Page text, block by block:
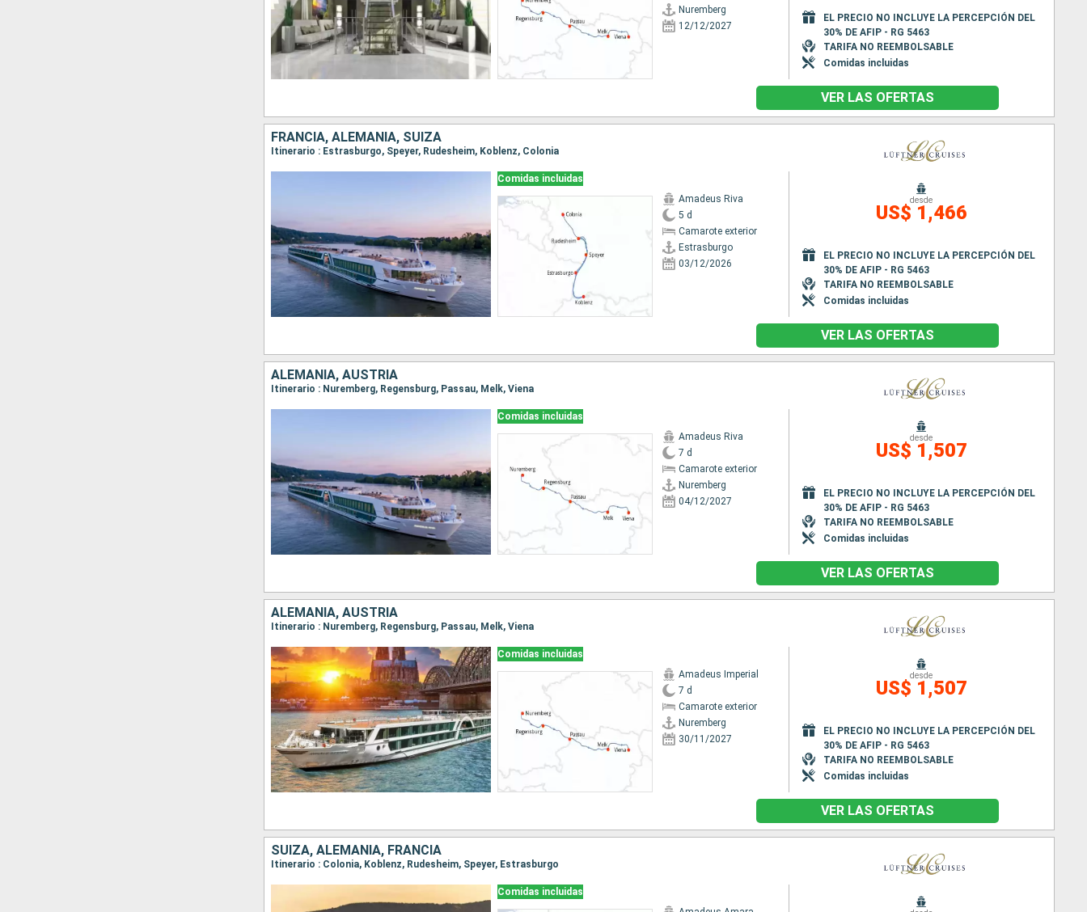
Nuremberg
12/12/2027
EL PRECIO NO INCLUYE LA PERCEPCIÓN DEL
30% DE AFIP - RG 5463
TARIFA NO REEMBOLSABLE
Comidas incluidas
VER LAS OFERTAS
FRANCIA, ALEMANIA, SUIZA
Itinerario : Estrasburgo, Speyer, Rudesheim, Koblenz, Colonia
Comidas incluidas
Amadeus Riva
5 d
Camarote exterior
Estrasburgo
03/12/2026
desde
US$ 1,466
EL PRECIO NO INCLUYE LA PERCEPCIÓN DEL
30% DE AFIP - RG 5463
TARIFA NO REEMBOLSABLE
Comidas incluidas
VER LAS OFERTAS
ALEMANIA, AUSTRIA
Itinerario : Nuremberg, Regensburg, Passau, Melk, Viena
Comidas incluidas
Amadeus Riva
7 d
Camarote exterior
Nuremberg
04/12/2027
desde
US$ 1,507
EL PRECIO NO INCLUYE LA PERCEPCIÓN DEL
30% DE AFIP - RG 5463
TARIFA NO REEMBOLSABLE
Comidas incluidas
VER LAS OFERTAS
ALEMANIA, AUSTRIA
Itinerario : Nuremberg, Regensburg, Passau, Melk, Viena
Comidas incluidas
Amadeus Imperial
7 d
Camarote exterior
Nuremberg
30/11/2027
desde
US$ 1,507
EL PRECIO NO INCLUYE LA PERCEPCIÓN DEL
30% DE AFIP - RG 5463
TARIFA NO REEMBOLSABLE
Comidas incluidas
VER LAS OFERTAS
SUIZA, ALEMANIA, FRANCIA
Itinerario : Colonia, Koblenz, Rudesheim, Speyer, Estrasburgo
Comidas incluidas